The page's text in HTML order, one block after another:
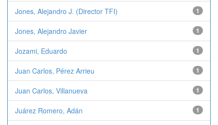
Jones, Alejandro J. (Director TFI) 1
Jones, Alejandro Javier 1
Jozami, Eduardo 1
Juan Carlos, Pérez Arrieu 1
Juan Carlos, Villanueva 1
Juárez Romero, Adán 1